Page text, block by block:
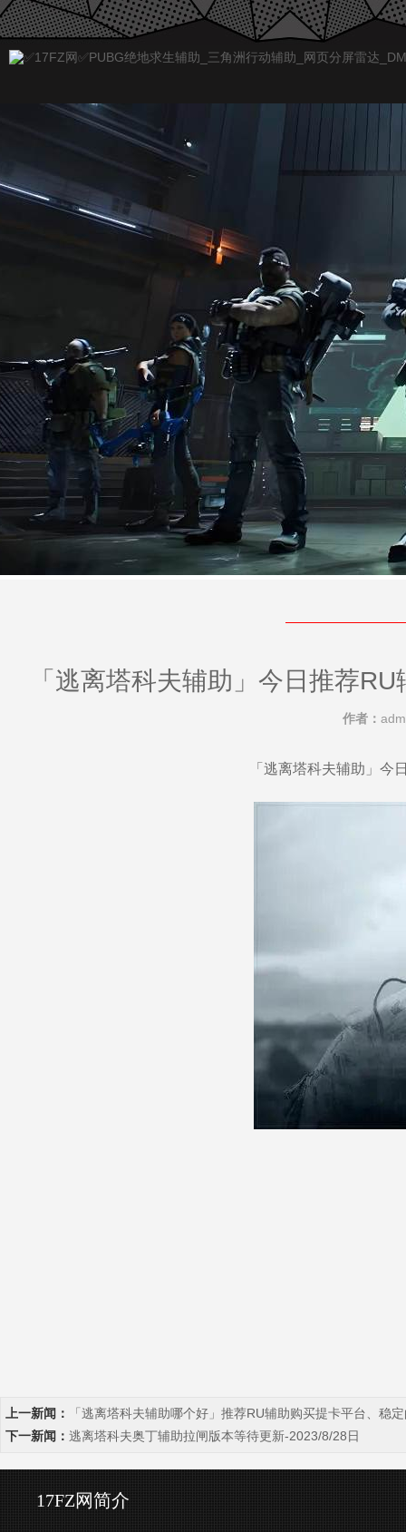
「逃离塔科夫辅助」今日推荐
作者：
「逃离塔科夫辅助」
上一新闻：
「逃离塔科夫辅助哪个好」推荐RU辅助购买提卡平台、稳
下一新闻： 逃离塔科夫奥丁辅助拉闸版本等待更新-2023/8/28日
17FZ网简介